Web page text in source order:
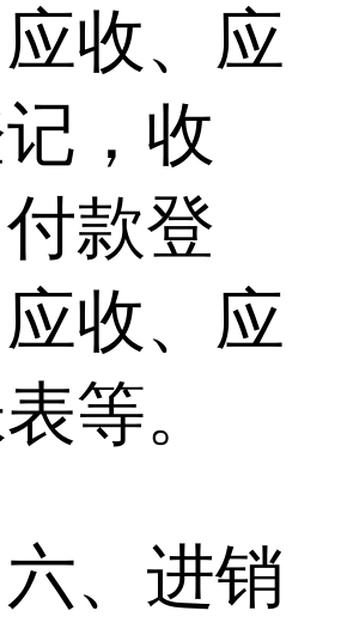
、应
，收
款登
收、应
等。
进销